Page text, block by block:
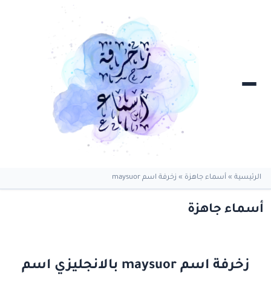
الرئيسية » أسماء جاهزة » زخرفة اسم maysuor
أسماء جاهزة
زخرفة اسم maysuor بالانجليزي اسم